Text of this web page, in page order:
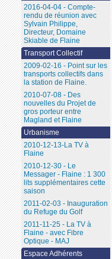
2016-04-04 - Compte-
rendu de réunion avec
Sylvain Philippe,
Directeur, Domaine
Skiable de Flaine
Transport Collectif
2009-02-16 - Point sur les
transports collectifs dans
la station de Flaine.
2010-07-08 - Des
nouvelles du Projet de
gros porteur entre
Magland et Flaine
Urbanisme
2010-12-13-La TV à
Flaine
2010-12-30 - Le
Messager - Flaine : 1 300
lits supplémentaires cette
saison
2011-02-03 - Inauguration
du Refuge du Golf
2011-11-25 - La TV à
Flaine - avec Fibre
Optique - MAJ
Espace Adhérents